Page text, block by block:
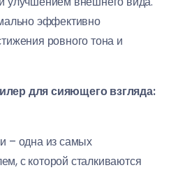
эффективно
ровного тона и
для сияющего взгляда:
– одна из самых
с которой сталкиваются